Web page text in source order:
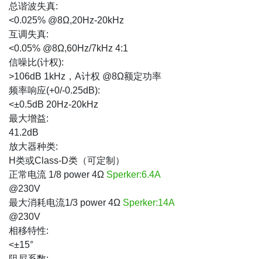
总谐波失真:
<0.025% @8Ω,20Hz-20kHz
互调失真:
<0.05% @8Ω,60Hz/7kHz 4:1
信噪比(计权):
>106dB 1kHz，A计权 @8Ω额定功率
频率响应(+0/-0.25dB):
<±0.5dB 20Hz-20kHz
最大增益:
41.2dB
放大器种类:
H类或Class-D类（可定制）
正常电流 1/8 power 4Ω Sperker:6.4A
@230V
最大消耗电流1/3 power 4Ω Sperker:14A
@230V
相移特性:
<±15°